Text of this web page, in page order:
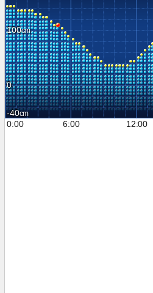
100
0
-40
0:00
6:00 12:00